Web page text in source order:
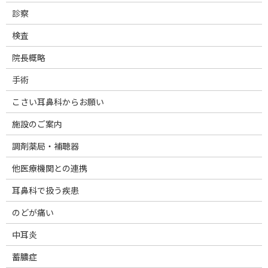
診察
検査
院長概略
手術
こさい耳鼻科からお願い
施設のご案内
調剤薬局・補聴器
他医療機関との連携
耳鼻科で扱う疾患
のどが痛い
中耳炎
蓄膿症